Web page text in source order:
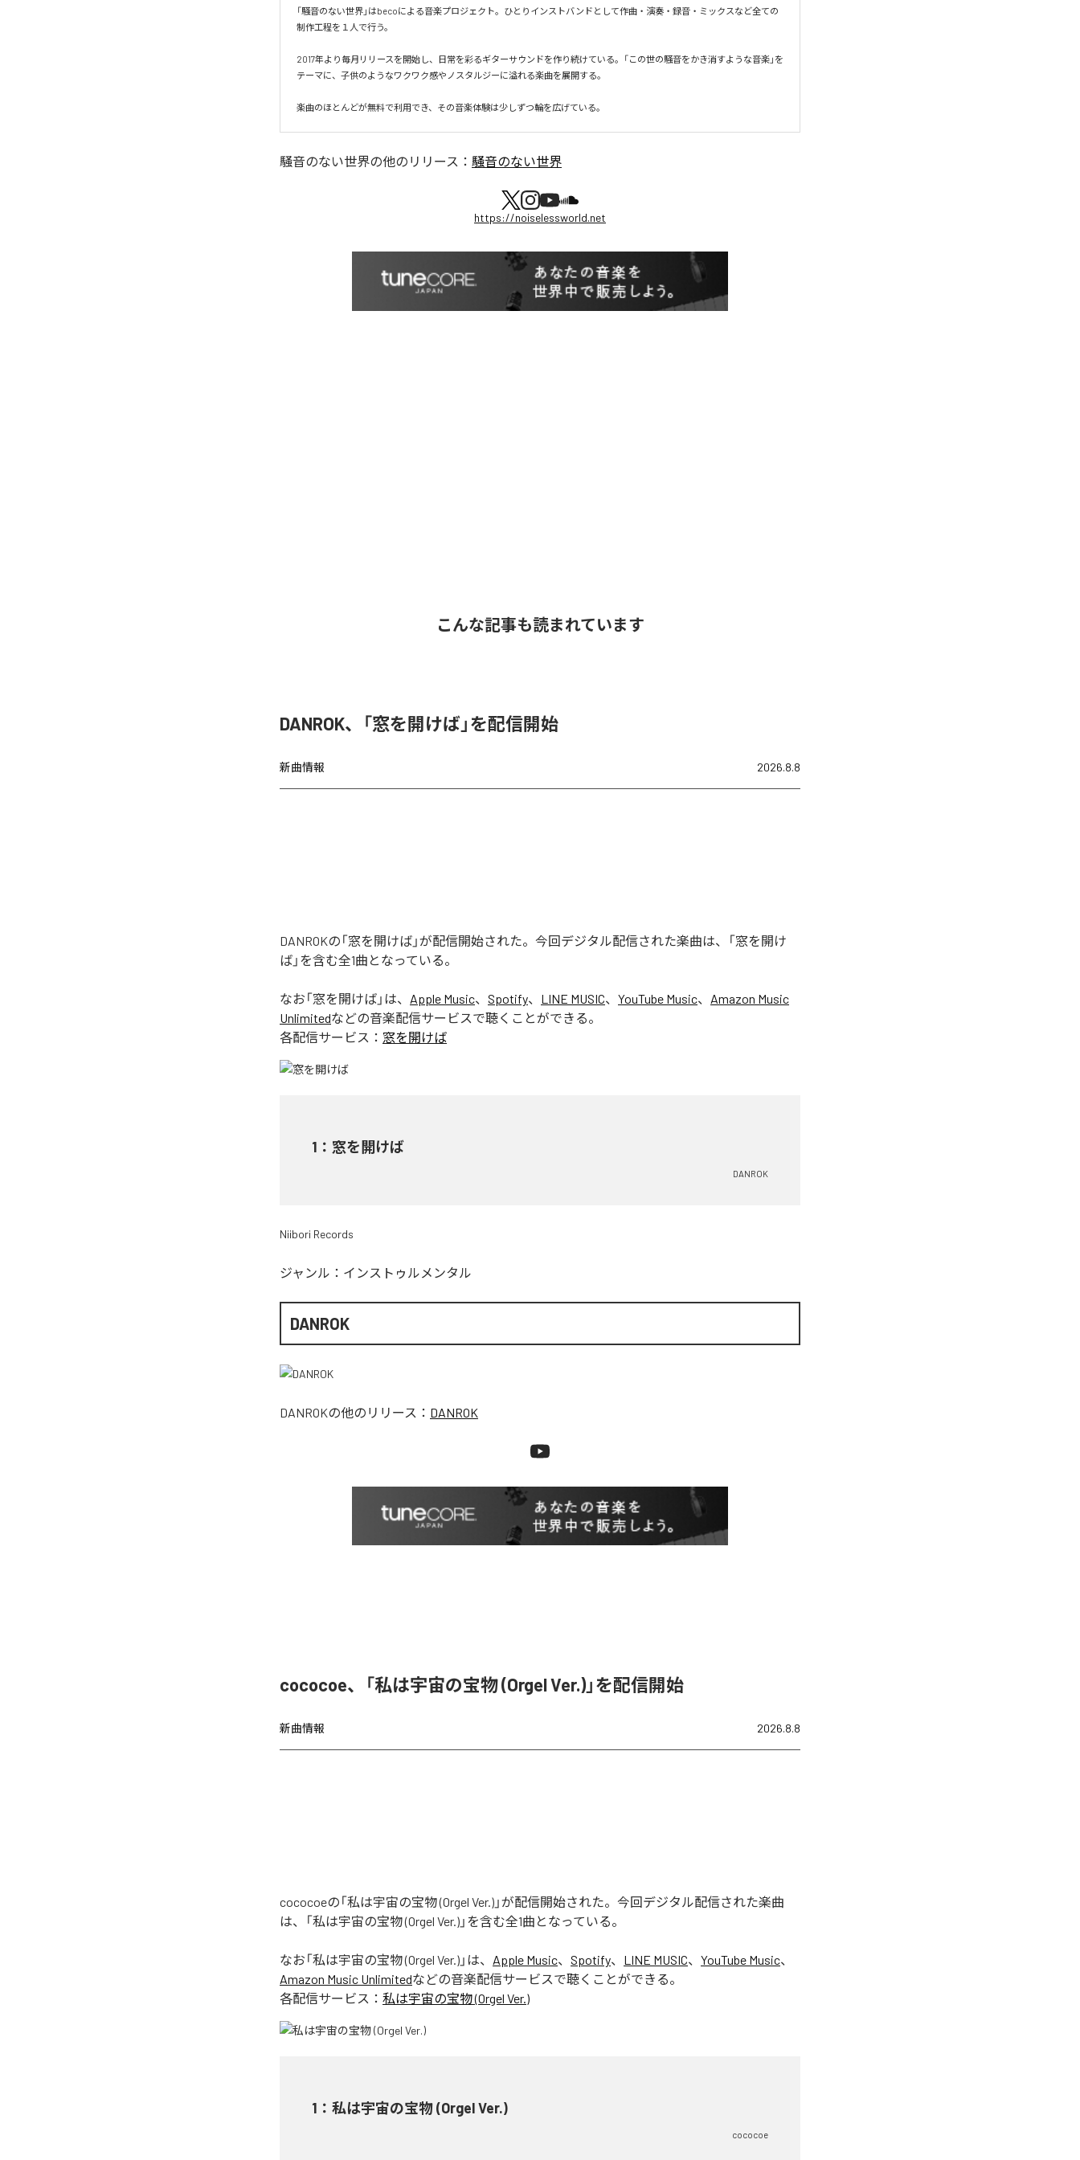
「騒音のない世界」はbecoによる音楽プロジェクト。ひとりインストバンドとして作曲・演奏・録音・ミックスなど全ての
制作工程を１人で行う。
2017年より毎月リリースを開始し、日常を彩るギターサウンドを作り続けている。「この世の騒音をかき消すような音楽」を
テーマに、子供のようなワクワク感やノスタルジーに溢れる楽曲を展開する。
楽曲のほとんどが無料で利用でき、その音楽体験は少しずつ輪を広げている。
騒音のない世界の他のリリース： 騒音のない世界
https://noiselessworld.net
こんな記事も読まれています
DANROK、「窓を開けば」を配信開始
新曲情報 2026.8.8
DANROKの「窓を開けば」が配信開始された。今回デジタル配信された楽曲は、「窓を開け
ば」を含む全1曲となっている。
なお「窓を開けば 」は、 Apple Music、 Spotify、 LINE MUSIC、 YouTube Music、 Amazon Music
Unlimitedなどの音楽配信サービスで聴くことができる。
各配信サービス： 窓を開けば
1 ： 窓を開けば
DANROK
Niibori Records
ジャンル： インストゥルメンタル
DANROK
DANROKの他のリリース： DANROK
cococoe、「私は宇宙の宝物 (Orgel Ver.)」を配信開始
新曲情報 2026.8.8
cococoeの「私は宇宙の宝物 (Orgel Ver.)」が配信開始された。今回デジタル配信された楽曲
は、「私は宇宙の宝物 (Orgel Ver.)」を含む全1曲となっている。
なお「私は宇宙の宝物 (Orgel Ver.) 」は、 Apple Music、 Spotify、 LINE MUSIC、 YouTube Music、
Amazon Music Unlimitedなどの音楽配信サービスで聴くことができる。
各配信サービス： 私は宇宙の宝物 (Orgel Ver.)
1 ： 私は宇宙の宝物 (Orgel Ver.)
cococoe